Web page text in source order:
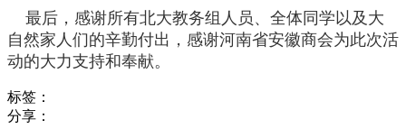
最后，感谢所有北大教务组人员、全体同学以及大
自然家人们的辛勤付出，感谢河南省安徽商会为此次活
动的大力支持和奉献。
标签：
分享：